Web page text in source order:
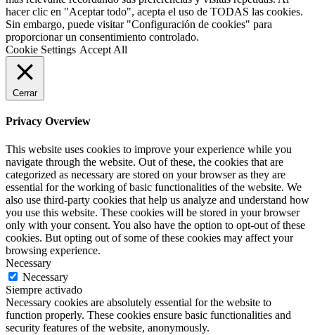
hacer clic en "Aceptar todo", acepta el uso de TODAS las cookies.
Sin embargo, puede visitar "Configuración de cookies" para
proporcionar un consentimiento controlado.
Cookie Settings Accept All
Cerrar
Privacy Overview
This website uses cookies to improve your experience while you
navigate through the website. Out of these, the cookies that are
categorized as necessary are stored on your browser as they are
essential for the working of basic functionalities of the website. We
also use third-party cookies that help us analyze and understand how
you use this website. These cookies will be stored in your browser
only with your consent. You also have the option to opt-out of these
cookies. But opting out of some of these cookies may affect your
browsing experience.
Necessary
Necessary
Siempre activado
Necessary cookies are absolutely essential for the website to
function properly. These cookies ensure basic functionalities and
security features of the website, anonymously.